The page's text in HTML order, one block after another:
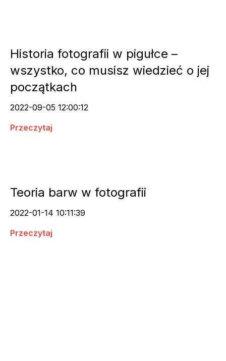
Historia fotografii w pigułce –
wszystko, co musisz wiedzieć o jej
początkach
2022-09-05 12:00:12
Przeczytaj
Teoria barw w fotografii
2022-01-14 10:11:39
Przeczytaj